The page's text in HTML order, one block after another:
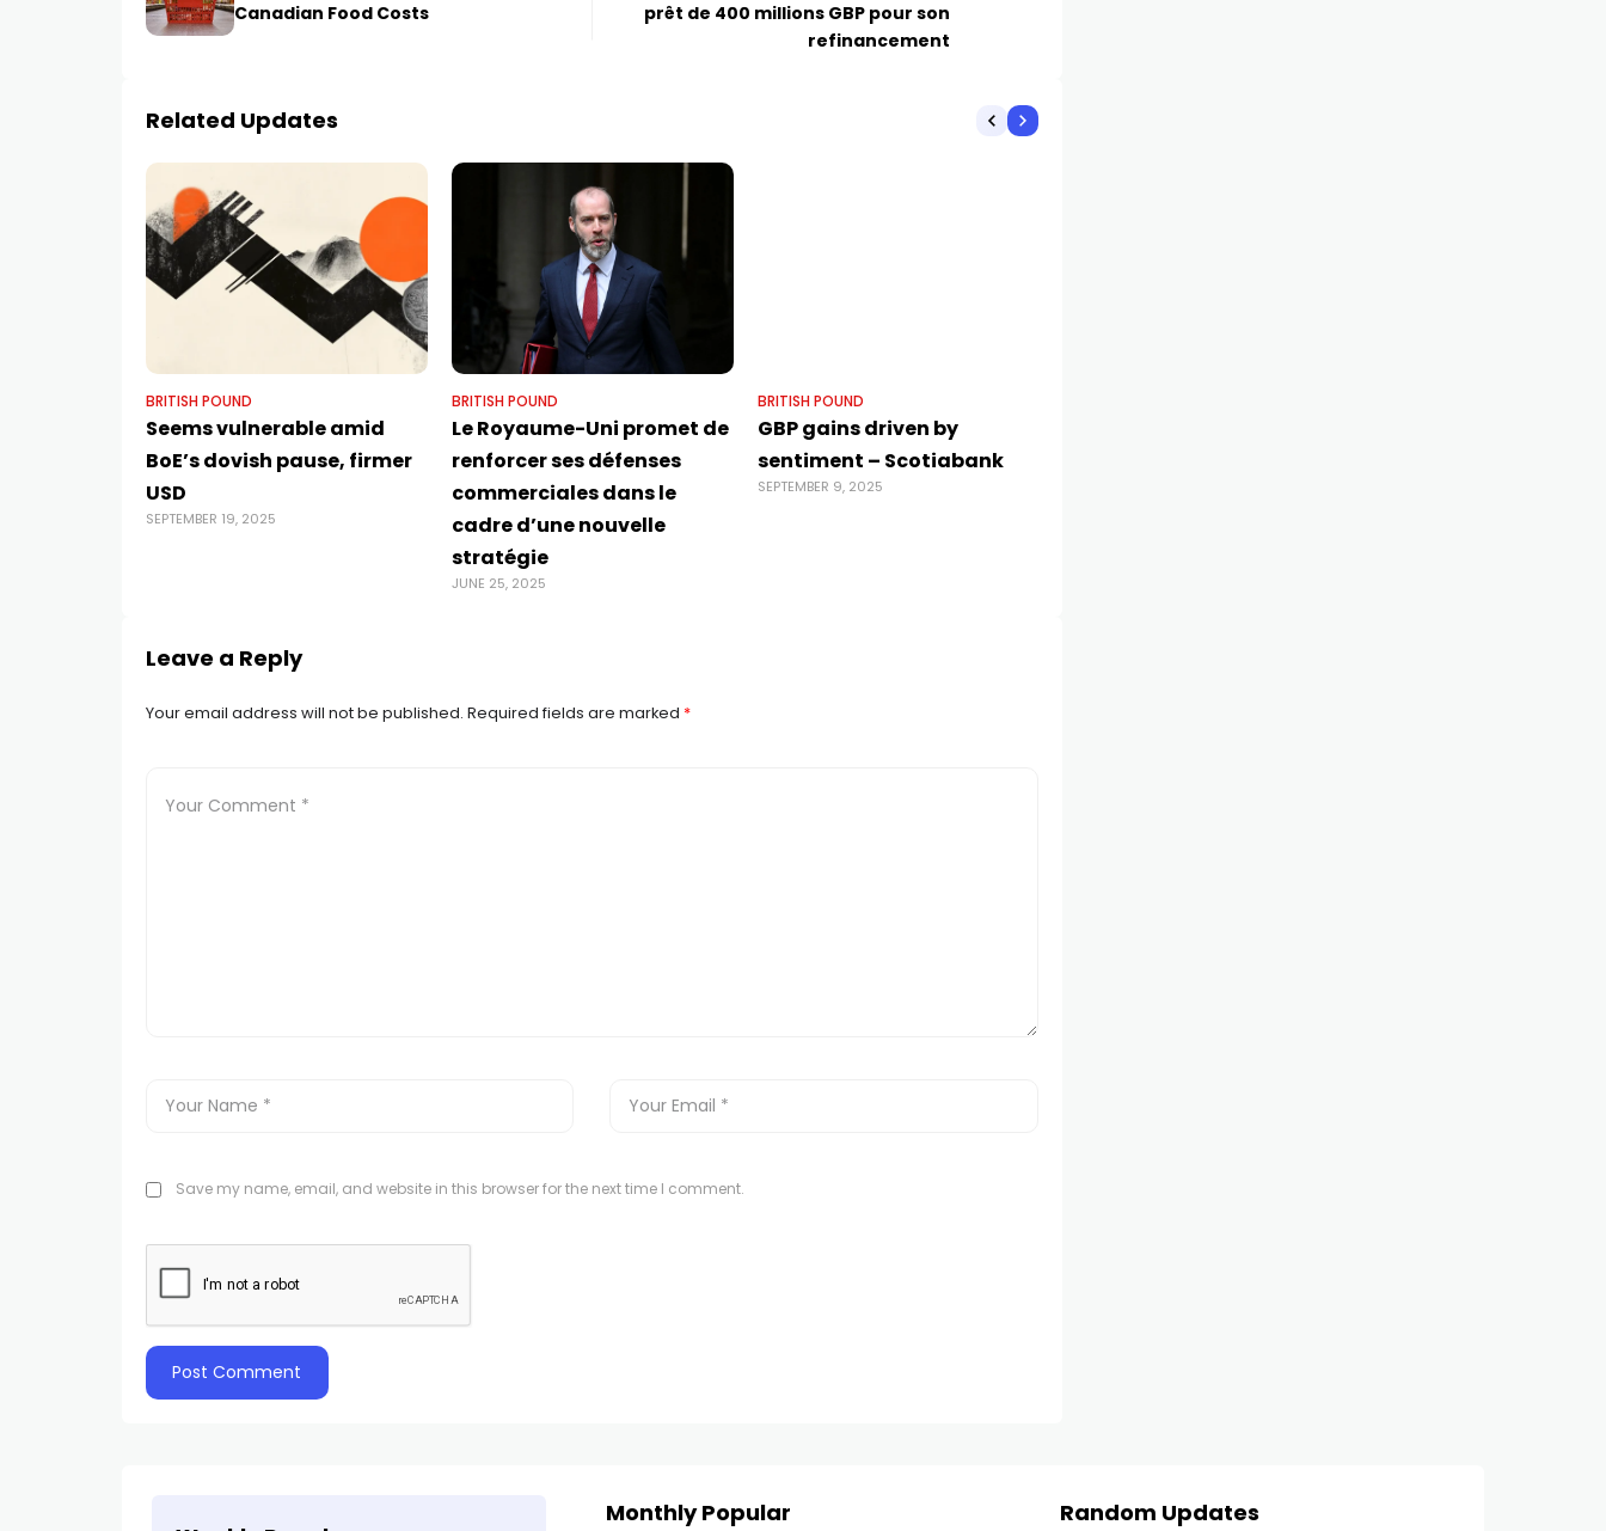
Canadian Food Costs
prêt de 400 millions GBP pour son
refinancement
Related Updates
BRITISH POUND
Seems vulnerable amid
BoE’s dovish pause, firmer
USD
SEPTEMBER 19, 2025
BRITISH POUND
Le Royaume-Uni promet de
renforcer ses défenses
commerciales dans le
cadre d’une nouvelle
stratégie
JUNE 25, 2025
BRITISH POUND
GBP gains driven by
sentiment – Scotiabank
SEPTEMBER 9, 2025
Leave a Reply
Your email address will not be published. Required fields are marked *
Save my name, email, and website in this browser for the next time I comment.
Monthly Popular Random Updates